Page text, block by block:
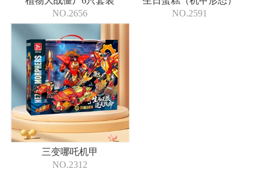
NO.2656
NO.2591
三变哪吒机甲
NO.2312